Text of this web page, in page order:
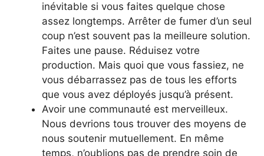
inévitable si vous faites quelque chose
assez longtemps. Arrêter de fumer d’un seul
coup n’est souvent pas la meilleure solution.
Faites une pause. Réduisez votre
production. Mais quoi que vous fassiez, ne
vous débarrassez pas de tous les efforts
que vous avez déployés jusqu’à présent.
Avoir une communauté est merveilleux.
Nous devrions tous trouver des moyens de
nous soutenir mutuellement. En même
temps, n’oublions pas de prendre soin de